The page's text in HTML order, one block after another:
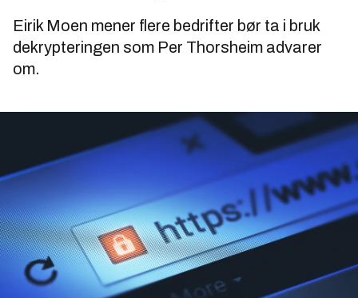
Eirik Moen mener flere bedrifter bør ta i bruk
dekrypteringen som Per Thorsheim advarer
om.